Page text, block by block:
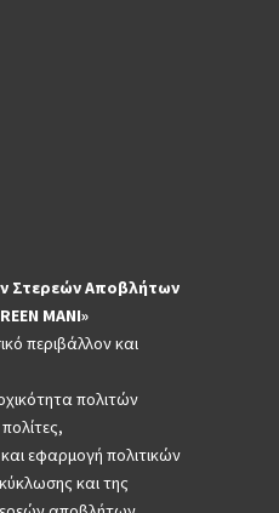
Στερεών Αποβλήτων
MANI»
περιβάλλον και
πολιτών
εφαρμογή πολιτικών
και της